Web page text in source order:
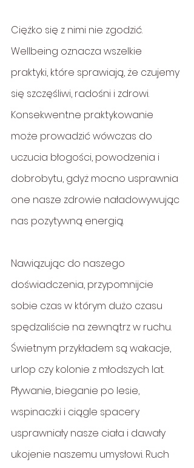
Ciężko się z nimi nie zgodzić.
Wellbeing oznacza wszelkie
praktyki, które sprawiają, że czujemy
się szczęśliwi, radośni i zdrowi.
Konsekwentne praktykowanie
może prowadzić wówczas do
uczucia błogości, powodzenia i
dobrobytu, gdyż mocno usprawnia
one nasze zdrowie naładowywując
nas pozytywną energią.
Nawiązując do naszego
doświadczenia, przypomnijcie
sobie czas w którym dużo czasu
spędzaliście na zewnątrz w ruchu.
Świetnym przykładem są wakacje,
urlop czy kolonie z młodszych lat.
Pływanie, bieganie po lesie,
wspinaczki i ciągle spacery
usprawniały nasze ciała i dawały
ukojenie naszemu umysłowi. Ruch